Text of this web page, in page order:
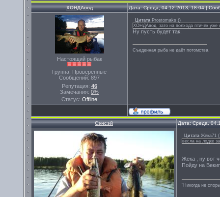
ХОНДАвод Дата: Среда, 04.12.2013, 18:04 |
Настоящий рыбак
Группа: Проверенные
Сообщений: 897
Репутация: 46
Замечания: 0%
Статус: Offline
Цитата Prostomaks ()
ХОНДАвод, зато на полхода птичек
Ну пусть будет так.
Съеденная рыба не даёт потомства.
Сэнсэй Дата: Среда,
Цитата Жека71 (
весла на лодке
Жека , ну вот
Пойду на
"Никогда не